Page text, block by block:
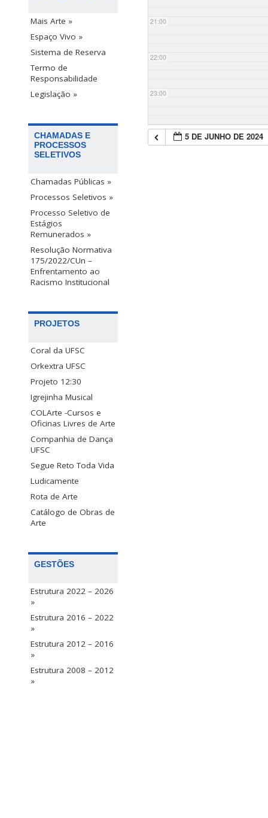
Mais Arte »
Espaço Vivo »
Sistema de Reserva
Termo de
Responsabilidade
Legislação »
CHAMADAS E
PROCESSOS
SELETIVOS
Chamadas Públicas »
Processos Seletivos »
Processo Seletivo de
Estágios
Remunerados »
Resolução Normativa
175/2022/CUn –
Enfrentamento ao
Racismo Institucional
PROJETOS
Coral da UFSC
Orkextra UFSC
Projeto 12:30
Igrejinha Musical
COLArte -Cursos e
Oficinas Livres de Arte
Companhia de Dança
UFSC
Segue Reto Toda Vida
Ludicamente
Rota de Arte
Catálogo de Obras de
Arte
GESTÕES
Estrutura 2022 – 2026
»
Estrutura 2016 – 2022
»
Estrutura 2012 – 2016
»
Estrutura 2008 – 2012
»
21:00
22:00
23:00
5 DE JUNHO DE 2024